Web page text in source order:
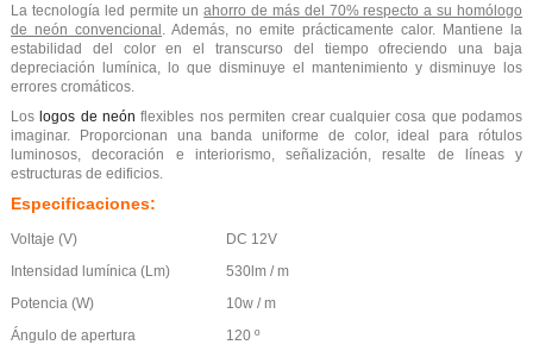
La tecnología led permite unahorro de más del 70% respecto a su homólogo
de neón convencional . Además, no emite prácticamente calor. Mantiene la
estabilidad del color en el transcurso del tiempo ofreciendo una baja
depreciación lumínica, lo que disminuye el mantenimiento y disminuye los
errores cromáticos.
Los logos de neón flexibles nos permiten crear cualquier cosa que podamos
imaginar. Proporcionan una banda uniforme de color, ideal para rótulos
luminosos, decoración e interiorismo, señalización, resalte de líneas y
estructuras de edificios.
Especificaciones:
Voltaje (V)
DC 12V
Intensidad lumínica (Lm)
530lm / m
Potencia (W)
10w / m
Ángulo de apertura
120 º